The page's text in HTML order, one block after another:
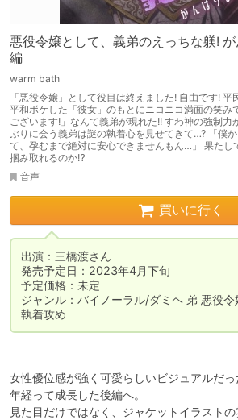
悪役令嬢として、義弟のえっちな躾!
編
warm bath
「悪役令嬢」として役目は終えました! 自由です! 平
平和ボケした「彼女」のもとにニコニコ満面の笑み
ございます!」なんて義弟が現れた!! すわ神の強制力
ぶりに会う義弟は謎の執着心を見せてきて…? 「僕
て、孕むまで絶対に安心できませんもん…」 果たし
掴み取れるのか⁉
音声
買いに行く
出演：三橋渡さん
発売予定日：2023年4月下旬
予定価格：未定
ジャンル：バイノーラル/ダミヘ 弟 悪役
執着攻め
女性優位感が強く可愛らしいビジュアルだ
年経って成長した後編へ。
見た目だけではなく、ジャケットイラスト